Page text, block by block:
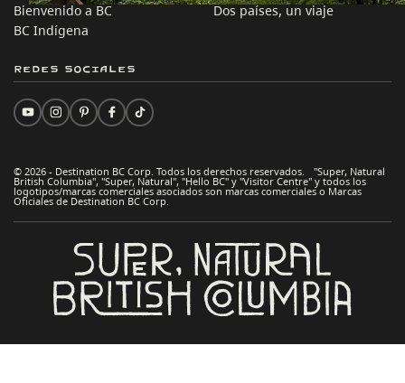
Bienvenido a BC
BC Indígena
Dos países, un viaje
© 2026 - Destination BC Corp. Todos los derechos reservados. "Super, Natural
British Columbia", "Super, Natural", "Hello BC" y "Visitor Centre" y todos los
logotipos/marcas comerciales asociados son marcas comerciales o Marcas
Oficiales de Destination BC Corp.
Redes sociales